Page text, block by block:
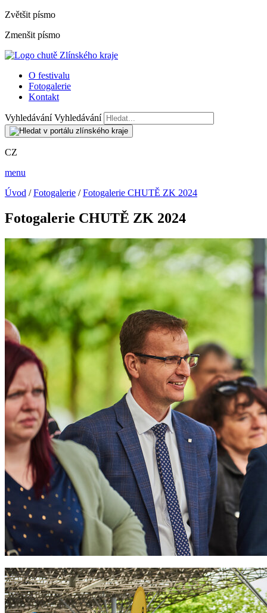
Zvětšit písmo
Zmenšit písmo
O festivalu
Fotogalerie
Kontakt
Vyhledávání Vyhledávání
CZ
menu
Úvod /Fotogalerie /Fotogalerie CHUTĚ ZK 2024
Fotogalerie CHUTĚ ZK 2024